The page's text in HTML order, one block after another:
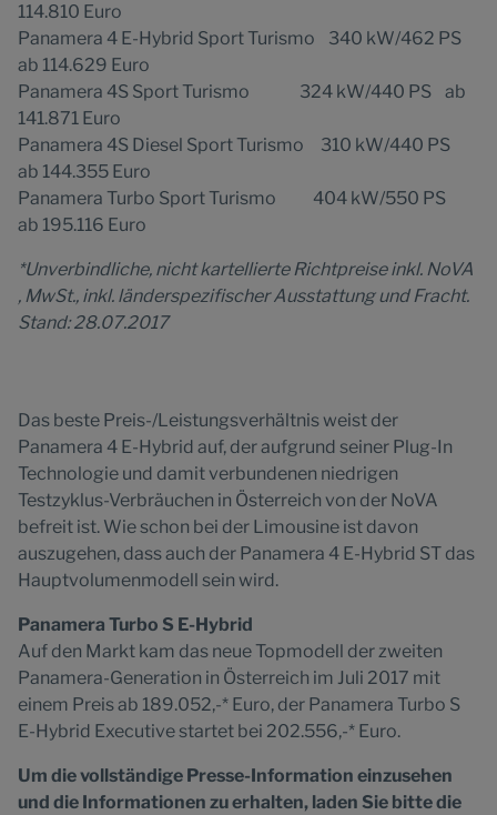
114.810 Euro
Panamera 4 E-Hybrid Sport Turismo 340 kW/462 PS
ab 114.629 Euro
Panamera 4S Sport Turismo 324 kW/440 PS ab
141.871 Euro
Panamera 4S Diesel Sport Turismo 310 kW/440 PS
ab 144.355 Euro
Panamera Turbo Sport Turismo 404 kW/550 PS
ab 195.116 Euro
*Unverbindliche, nicht kartellierte Richtpreise inkl. NoVA
, MwSt., inkl. länderspezifischer Ausstattung und Fracht.
Stand: 28.07.2017
Das beste Preis-/Leistungsverhältnis weist der
Panamera 4 E-Hybrid auf, der aufgrund seiner Plug-In
Technologie und damit verbundenen niedrigen
Testzyklus-Verbräuchen in Österreich von der NoVA
befreit ist. Wie schon bei der Limousine ist davon
auszugehen, dass auch der Panamera 4 E-Hybrid ST das
Hauptvolumenmodell sein wird.
Panamera Turbo S E-Hybrid
Auf den Markt kam das neue Topmodell der zweiten
Panamera-Generation in Österreich im Juli 2017 mit
einem Preis ab 189.052,-* Euro, der Panamera Turbo S
E-Hybrid Executive startet bei 202.556,-* Euro.
Um die vollständige Presse-Information einzusehen
und die Informationen zu erhalten, laden Sie bitte die